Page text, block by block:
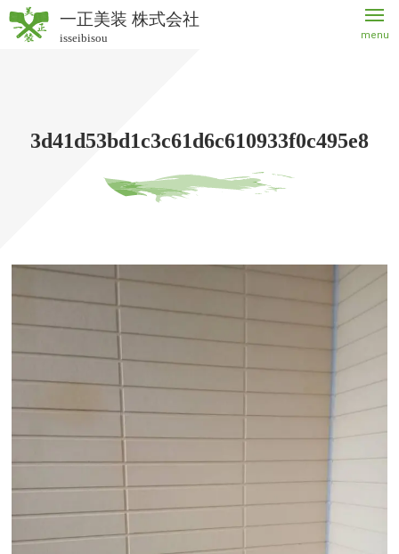
一正美装 株式会社
isseibisou menu
3d41d53bd1c3c61d6c610933f0c495e8